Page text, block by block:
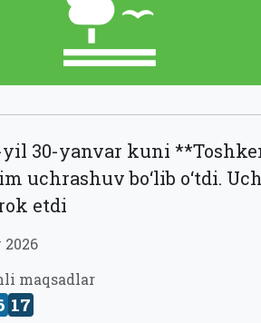
yil 30-yanvar kuni
uchrashuv bo‘lib o‘tdi.
etdi
2026
maqsadlar
17